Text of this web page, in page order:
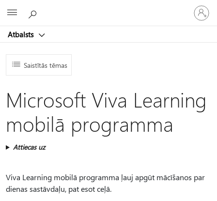
Atbalsts
savā
kontā
Saistītās tēmas
Microsoft Viva Learning
mobilā programma
Attiecas uz
Viva Learning mobilā programma ļauj apgūt mācīšanos par
dienas sastāvdaļu, pat esot ceļā.